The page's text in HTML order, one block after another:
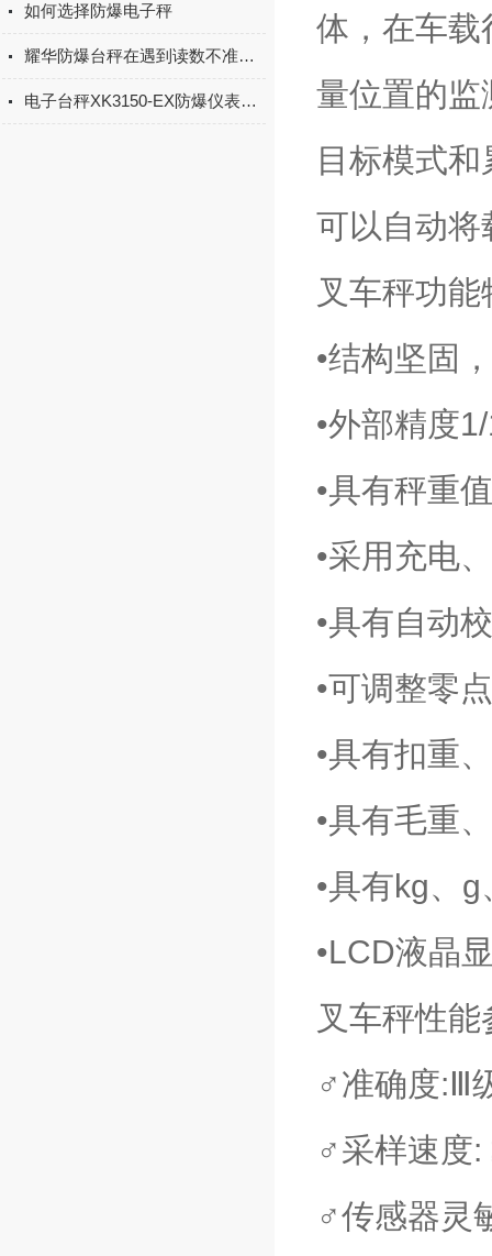
如何选择防爆电子秤
耀华防爆台秤在遇到读数不准时该如何进行调试呢
电子台秤XK3150-EX防爆仪表的标定方法
体，在车载
量位置的监
目标模式
可以自动将
叉车秤功能
•结构坚固
•外部精度
•具有秤重
•采用充电
•具有自动
•可调整零
•具有扣重
•具有毛重
•具有kg、
•LCD液晶
叉车秤性能
♂准确度:Ⅲ
♂采样速度
♂传感器灵